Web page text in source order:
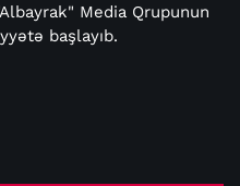
Media Qrupunun
başlayıb.